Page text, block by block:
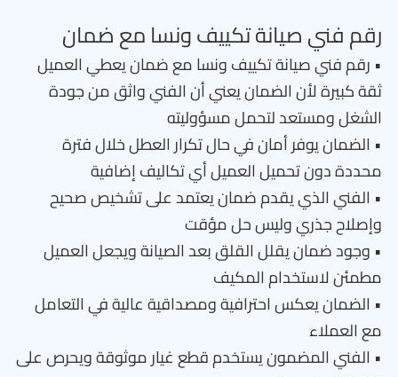
رقم فني صيانة تكييف ونسا مع ضمان
• رقم فني صيانة تكييف ونسا مع ضمان يعطي العميل
ثقة كبيرة لأن الضمان يعني أن الفني واثق من جودة
الشغل ومستعد لتحمل مسؤوليته
• الضمان يوفر أمان في حال تكرار العطل خلال فترة
محددة دون تحميل العميل أي تكاليف إضافية
• الفني الذي يقدم ضمان يعتمد على تشخيص صحيح
وإصلاح جذري وليس حل مؤقت
• وجود ضمان يقلل القلق بعد الصيانة ويجعل العميل
مطمئن لاستخدام المكيف
• الضمان يعكس احترافية ومصداقية عالية في التعامل
مع العملاء
• الفني المضمون يستخدم قطع غيار موثوقة ويحرص على